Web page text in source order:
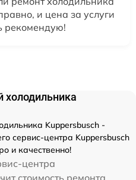
и цена за услуги
рекомендую!
холодильника
Kuppersbusch -
сервис-центра Kuppersbusch
и качественно!
центра
стоимость ремонта